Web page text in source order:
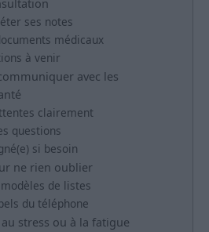
ses notes
médicaux
à venir
avec les
clairement
questions
si besoin
ne rien oublier
de listes
du téléphone
stress ou à la fatigue